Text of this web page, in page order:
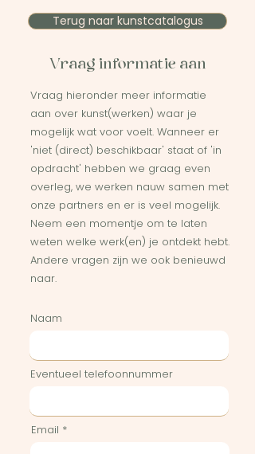
Terug naar kunstcatalogus
Vraag informatie aan
Vraag hieronder meer informatie
aan over kunst(werken) waar je
mogelijk wat voor voelt. Wanneer er
'niet (direct) beschikbaar' staat of 'in
opdracht' hebben we graag even
overleg, we werken nauw samen met
onze partners en er is veel mogelijk.
Neem een momentje om te laten
weten welke werk(en) je ontdekt hebt.
Andere vragen zijn we ook benieuwd
naar.
Naam
Eventueel telefoonnummer
Email